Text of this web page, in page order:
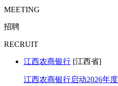
MEETING
招聘
RECRUIT
江西农商银行 [江西省]
江西农商银行启动2026年